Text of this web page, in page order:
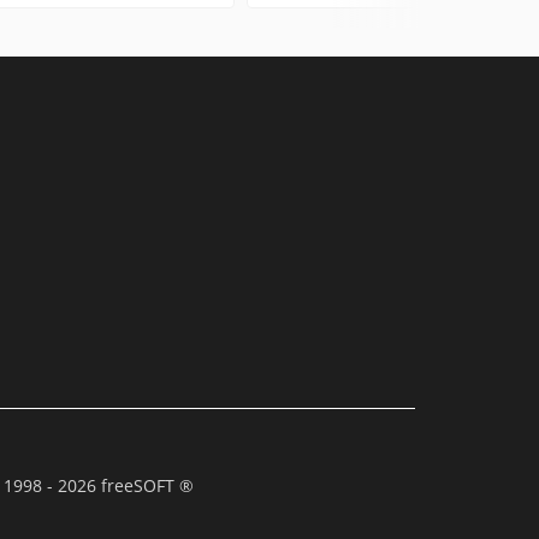
- 2026 freeSOFT ®